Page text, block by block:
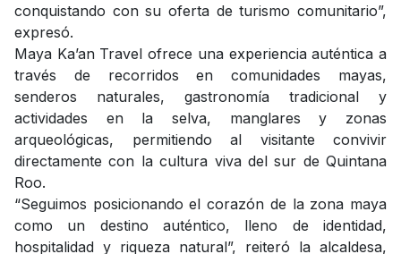
conquistando con su oferta de turismo comunitario”,
expresó.
Maya Ka’an Travel ofrece una experiencia auténtica a
través de recorridos en comunidades mayas,
senderos naturales, gastronomía tradicional y
actividades en la selva, manglares y zonas
arqueológicas, permitiendo al visitante convivir
directamente con la cultura viva del sur de Quintana
Roo.
“Seguimos posicionando el corazón de la zona maya
como un destino auténtico, lleno de identidad,
hospitalidad y riqueza natural”, reiteró la alcaldesa,